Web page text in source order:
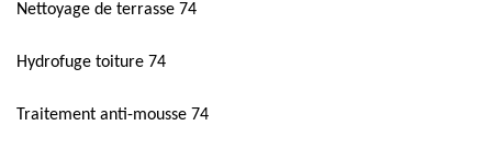
Nettoyage de terrasse 74
Hydrofuge toiture 74
Traitement anti-mousse 74